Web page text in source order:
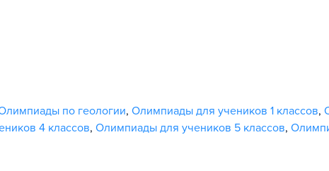
по геологии, Олимпиады для учеников 1 классов,
4 классов, Олимпиады для учеников 5 классов,